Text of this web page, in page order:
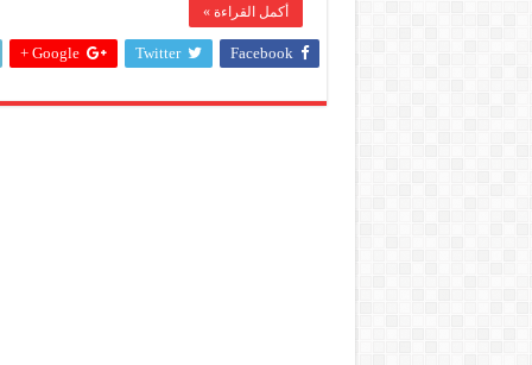
أكمل القراءة »
Facebook
Twitter
Google +